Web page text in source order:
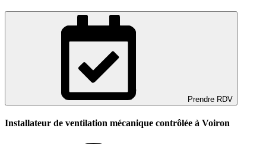
Prendre RDV
Installateur de ventilation mécanique contrôlée à Voiron